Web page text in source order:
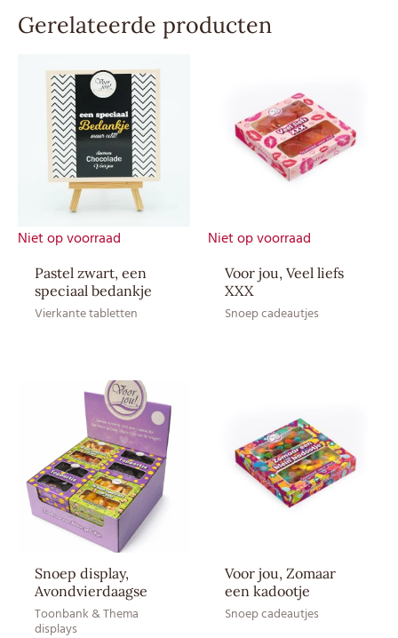
Besteleenheid
1
Advies
verkoopprijs
Allergenen
Sporen
Bewaaradvies
Droog en bij
kamertemperatuur bewaren
(12–20 ⁰C)
Gerelateerde producten
Niet op voorraad
Pastel zwart, een
speciaal bedankje
Vierkante tabletten
Niet op voorraad
Voor jou, Veel liefs
XXX
Snoep cadeautjes
Snoep display,
Avondvierdaagse
Toonbank & Thema
displays
Voor jou, Zomaar
een kadootje
Snoep cadeautjes